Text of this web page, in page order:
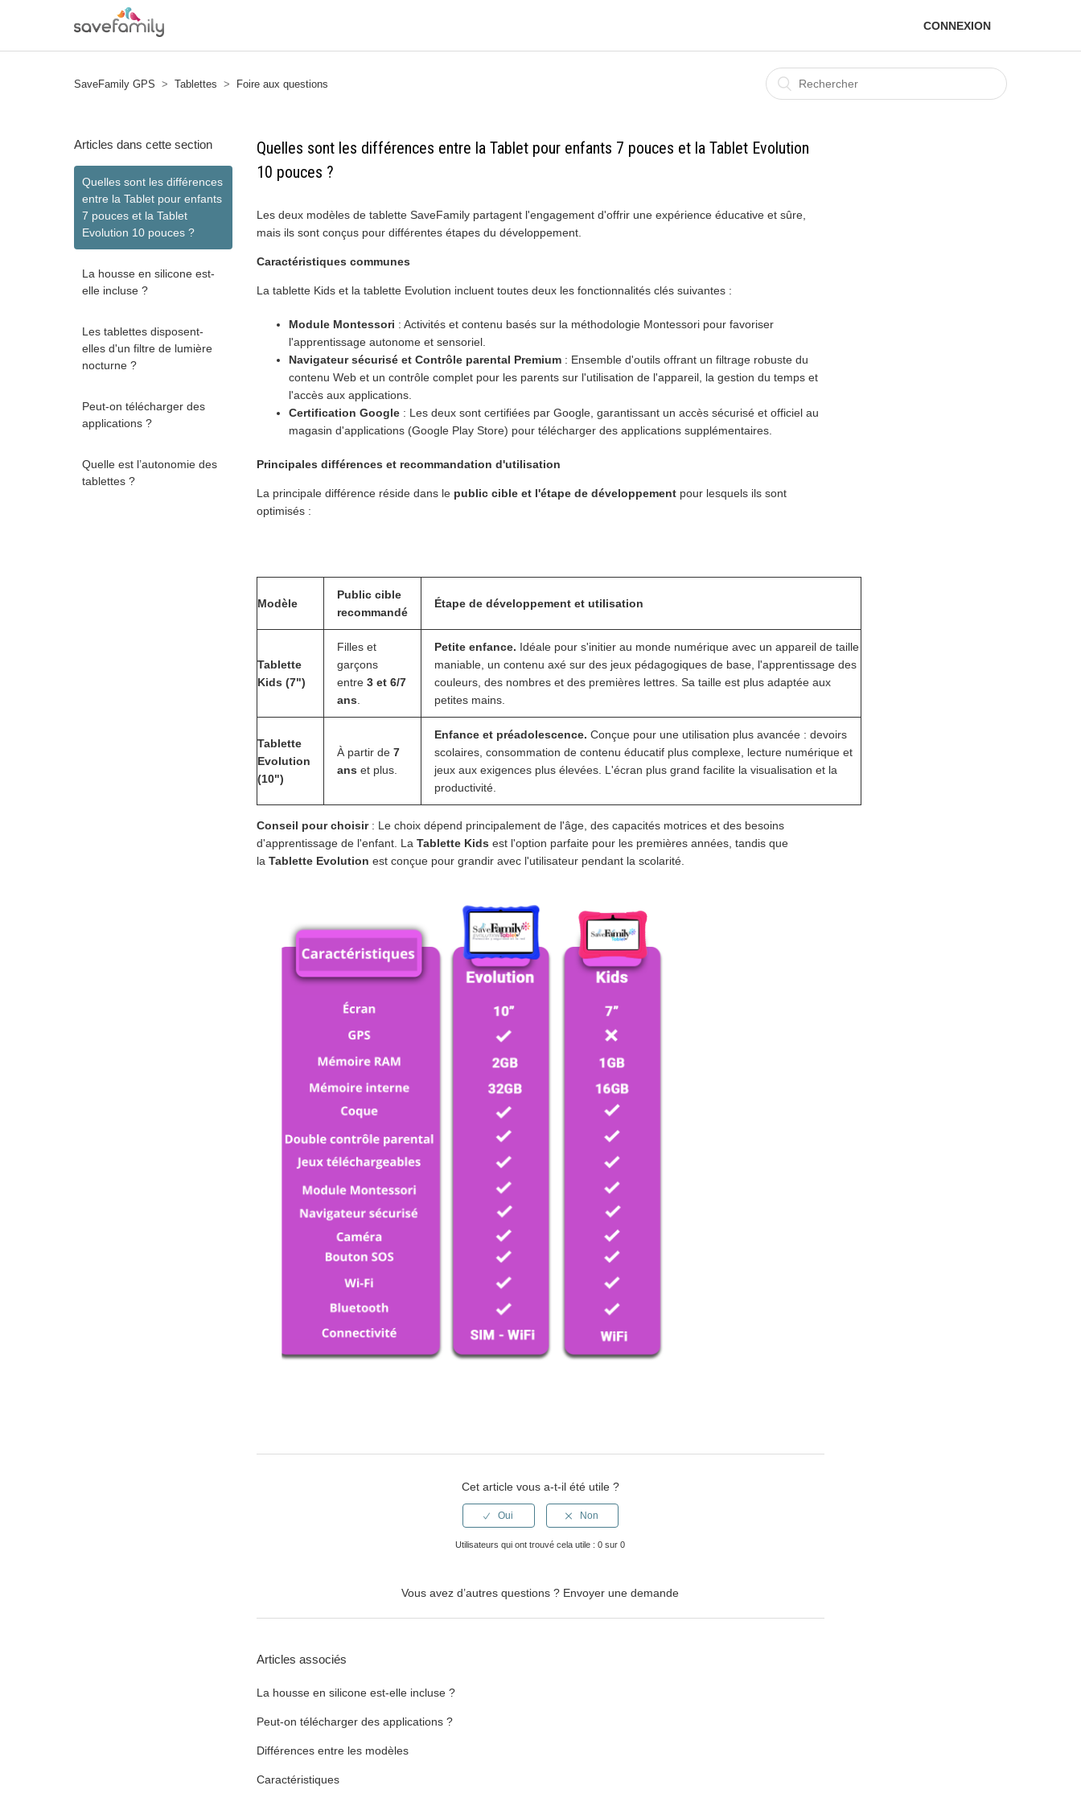
CONNEXION
SaveFamily GPS Tablettes Foire aux questions
Articles dans cette section
Quelles sont les différences
entre la Tablet pour enfants
7 pouces et la Tablet
Evolution 10 pouces ?
La housse en silicone est-
elle incluse ?
Les tablettes disposent-
elles d'un filtre de lumière
nocturne ?
Peut-on télécharger des
applications ?
Quelle est l’autonomie des
tablettes ?
Quelles sont les différences entre la Tablet pour enfants 7 pouces et la Tablet Evolution
10 pouces ?
Les deux modèles de tablette SaveFamily partagent l'engagement d'offrir une expérience éducative et sûre,
mais ils sont conçus pour différentes étapes du développement.
Caractéristiques communes
La tablette Kids et la tablette Evolution incluent toutes deux les fonctionnalités clés suivantes :
Module Montessori : Activités et contenu basés sur la méthodologie Montessori pour favoriser
l'apprentissage autonome et sensoriel.
Navigateur sécurisé et Contrôle parental Premium : Ensemble d'outils offrant un filtrage robuste du
contenu Web et un contrôle complet pour les parents sur l'utilisation de l'appareil, la gestion du temps et
l'accès aux applications.
Certification Google : Les deux sont certifiées par Google, garantissant un accès sécurisé et officiel au
magasin d'applications (Google Play Store) pour télécharger des applications supplémentaires.
Principales différences et recommandation d'utilisation
La principale différence réside dans le public cible et l'étape de développement pour lesquels ils sont
optimisés :
Modèle
Public cible
recommandé
Étape de développement et utilisation
Tablette
Kids (7")
Filles et
garçons
entre3 et 6/7
ans
Petite enfance. Idéale pour s'initier au monde numérique avec un appareil de taille
maniable, un contenu axé sur des jeux pédagogiques de base, l'apprentissage des
couleurs, des nombres et des premières lettres. Sa taille est plus adaptée aux
petites mains.
Tablette
Evolution
(10")
À partir de7
ans et plus.
Enfance et préadolescence. Conçue pour une utilisation plus avancée : devoirs
scolaires, consommation de contenu éducatif plus complexe, lecture numérique et
jeux aux exigences plus élevées. L'écran plus grand facilite la visualisation et la
productivité.
Conseil pour choisir: Le choix dépend principalement de l'âge, des capacités motrices et des besoins
d'apprentissage de l'enfant. LaTablette Kids est l'option parfaite pour les premières années, tandis que
laTablette Evolution est conçue pour grandir avec l'utilisateur pendant la scolarité.
Cet article vous a-t-il été utile ?
Utilisateurs qui ont trouvé cela utile : 0 sur 0
Vous avez d’autres questions ? Envoyer une demande
Articles associés
La housse en silicone est-elle incluse ?
Peut-on télécharger des applications ?
Différences entre les modèles
Caractéristiques